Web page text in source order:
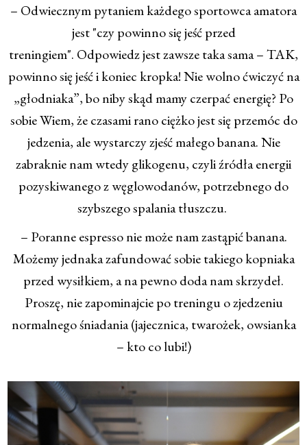
– Odwiecznym pytaniem każdego sportowca amatora
jest "czy powinno się jeść przed
treningiem". Odpowiedz jest zawsze taka sama – TAK,
powinno się jeść i koniec kropka! Nie wolno ćwiczyć na
„głodniaka”, bo niby skąd mamy czerpać energię? Po
sobie Wiem, że czasami rano ciężko jest się przemóc do
jedzenia, ale wystarczy zjeść małego banana. Nie
zabraknie nam wtedy glikogenu, czyli źródła energii
pozyskiwanego z węglowodanów, potrzebnego do
szybszego spalania tłuszczu.
– Poranne espresso nie może nam zastąpić banana.
Możemy jednaka zafundować sobie takiego kopniaka
przed wysiłkiem, a na pewno doda nam skrzydeł.
Proszę, nie zapominajcie po treningu o zjedzeniu
normalnego śniadania (jajecznica, twarożek, owsianka
– kto co lubi!)